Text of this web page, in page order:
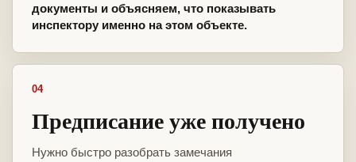
документы и объясняем, что показывать
инспектору именно на этом объекте.
04
Предписание уже получено
Нужно быстро разобрать замечания